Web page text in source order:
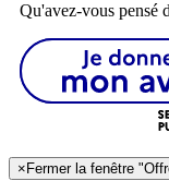
Qu'avez-vous pensé
× Fermer la fenêtre